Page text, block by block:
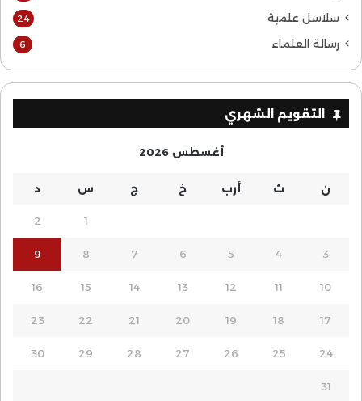
سلاسل علمية 24
رسالة العلماء 6
التقويم الشهري
أغسطس 2026
ن ث أرب خ ج س د
1
2
3
4
5
6
7
8
9
10
11
12
13
14
15
16
17
18
19
20
21
22
23
24
25
26
27
28
29
30
31